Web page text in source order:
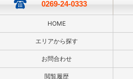
0269-24-0333
HOME
エリアから探す
お問合わせ
閲覧履歴